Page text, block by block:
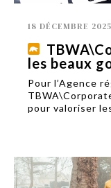
18 DÉCEMBRE 2025
les beaux
Pour l’Agence
pour valoriser